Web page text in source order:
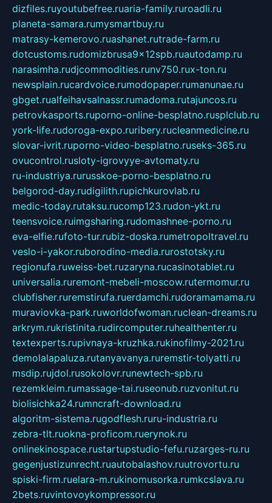
dizfiles.ruyoutubefree.ruaria-family.ruroadli.ru
planeta-samara.rumysmartbuy.ru
matrasy-kemerovo.ruashanet.rutrade-farm.ru
dotcustoms.rudomizbrusa9x12spb.ruautodamp.ru
narasimha.rudjcommodities.runv750.rux-ton.ru
newsplain.rucardvoice.rumodopaper.rumanunae.ru
gbget.rualfeihavsalnassr.rumadoma.rutajuncos.ru
petrovkasports.ruporno-online-besplatno.rusplclub.ru
york-life.rudoroga-expo.ruribery.rucleanmedicine.ru
slovar-ivrit.ruporno-video-besplatno.ruseks-365.ru
ovucontrol.rusloty-igrovyye-avtomaty.ru
ru-industriya.rurusskoe-porno-besplatno.ru
belgorod-day.rudigilith.rupichkurovlab.ru
medic-today.rutaksu.rucomp123.rudon-ykt.ru
teensvoice.ruimgsharing.rudomashnee-porno.ru
eva-elfie.rufoto-tur.rubiz-doska.rumetropoltravel.ru
veslo-i-yakor.ruborodino-media.rurostotsky.ru
regionufa.ruweiss-bet.ruzaryna.rucasinotablet.ru
universalia.ruremont-mebeli-moscow.rutermomur.ru
clubfisher.ruremstirufa.ruerdamchi.rudoramamama.ru
muraviovka-park.ruworldofwoman.ruclean-dreams.ru
arkrym.rukristinita.rudircomputer.ruhealthenter.ru
textexperts.rupivnaya-kruzhka.rukinofilmy-2021.ru
demolalapaluza.rutanyavanya.ruremstir-tolyatti.ru
msdip.rujdol.rusokolovr.runewtech-spb.ru
rezemkleim.rumassage-tai.ruseonub.ruzvonitut.ru
biolisichka24.rumncraft-download.ru
algoritm-sistema.rugodflesh.ruru-industria.ru
zebra-tlt.ruokna-proficom.ruerynok.ru
onlinekinospace.rustartupstudio-fefu.ruzarges-ru.ru
gegenjustizunrecht.ruautobalashov.ruutrovortu.ru
spiski-firm.ruelara-m.rukinomusorka.rumkcslava.ru
2bets.ruvintovoykompressor.ru